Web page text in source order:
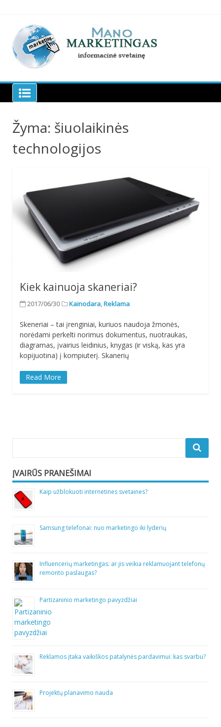
content
Manomarketingas.lt
Žyma: šiuolaikinės
technologijos
Kiek kainuoja skaneriai?
2017/06/30 Kainodara,Reklama
Skeneriai – tai įrenginiai, kuriuos naudoja žmonės,
norėdami perkelti norimus dokumentus, nuotraukas,
diagramas, įvairius leidinius, knygas (ir viską, kas yra
kopijuotina) į kompiuterį. Skanerių
Read More
ĮVAIRŪS PRANEŠIMAI
Kaip užblokuoti internetines svetaines?
Samsung telefonai: nuo marketingo iki lyderių
Influencerių marketingas: ar jis veikia reklamuojant telefonų
remonto paslaugas?
Partizaninio marketingo pavyzdžiai
Reklamos įtaka vaikiškos patalynės pardavimui: kas svarbu?
Projektų planavimo nauda